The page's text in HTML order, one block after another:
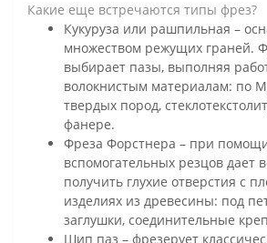
Какие еще встречаются типы фрез?
Кукуруза или рашпильная –
множеством режущих граней.
выбирает пазы, выполняя
волокнистым материалам: по
твердых пород,
фанере.
Фреза Форстнера – при
вспомогательных резцов дает
получить глухие отверстия с
изделиях из древесины: под
заглушки, соединительные
Шип паз – фрезерует